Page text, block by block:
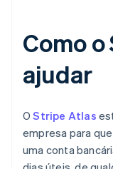
Como
ajudar
OStripe Atlas
empresa para
uma conta